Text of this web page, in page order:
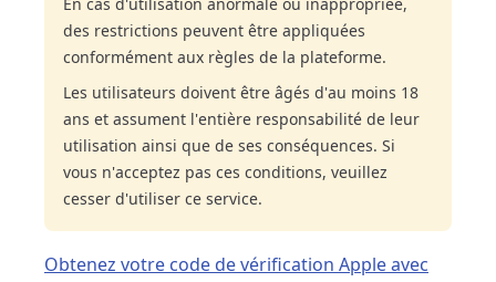
des restrictions peuvent être appliquées
conformément aux règles de la plateforme.
Les utilisateurs doivent être âgés d'au moins 18
ans et assument l'entière responsabilité de leur
utilisation ainsi que de ses conséquences. Si
vous n'acceptez pas ces conditions, veuillez
cesser d'utiliser ce service.
Obtenez votre code de vérification Apple avec